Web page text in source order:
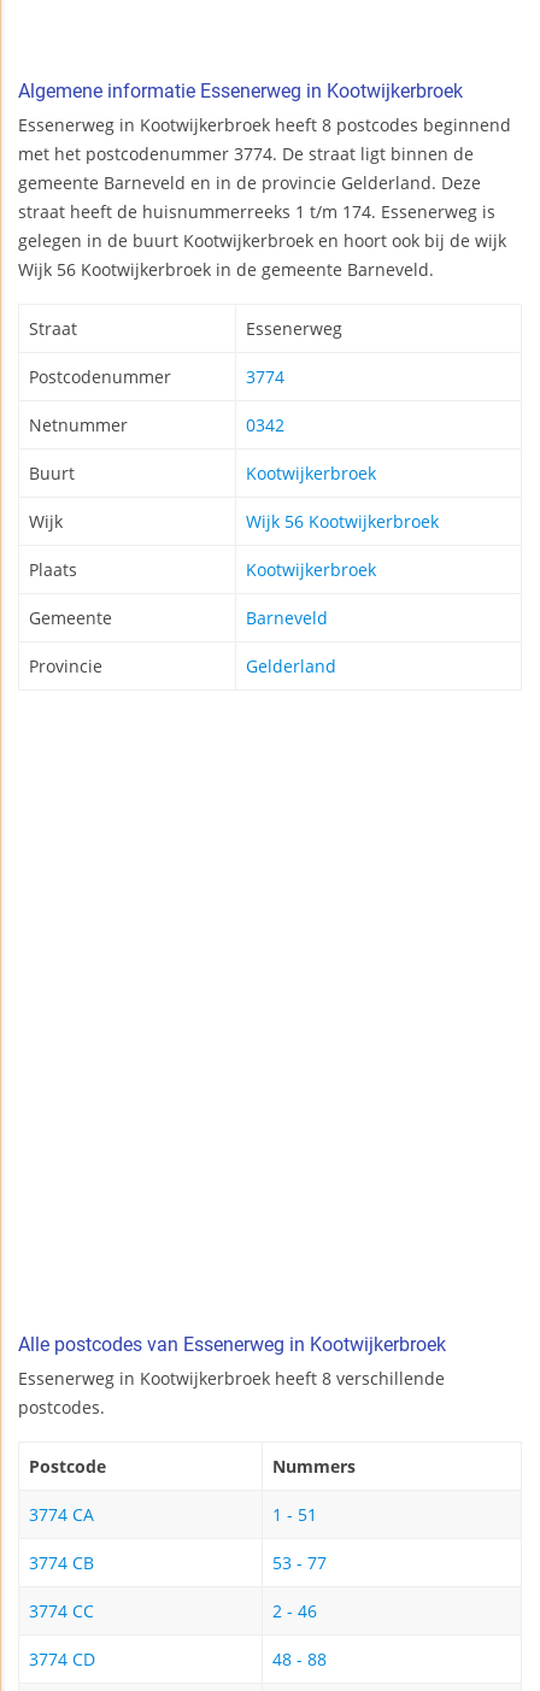
Algemene informatie Essenerweg in Kootwijkerbroek
Essenerweg in Kootwijkerbroek heeft 8 postcodes beginnend
met het postcodenummer 3774. De straat ligt binnen de
gemeente Barneveld en in de provincie Gelderland. Deze
straat heeft de huisnummerreeks 1 t/m 174. Essenerweg is
gelegen in de buurt Kootwijkerbroek en hoort ook bij de wijk
Wijk 56 Kootwijkerbroek in de gemeente Barneveld.
Straat Essenerweg
Postcodenummer 3774
Netnummer 0342
Buurt Kootwijkerbroek
Wijk Wijk 56 Kootwijkerbroek
Plaats Kootwijkerbroek
Gemeente Barneveld
Provincie Gelderland
Alle postcodes van Essenerweg in Kootwijkerbroek
Essenerweg in Kootwijkerbroek heeft 8 verschillende
postcodes.
Postcode Nummers
3774 CA 1 - 51
3774 CB 53 - 77
3774 CC 2 - 46
3774 CD 48 - 88